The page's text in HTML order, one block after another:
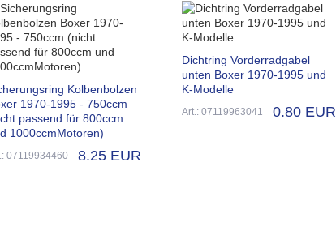
Kolbenbolzen
1970-1995 - 750ccm
passend für 800ccm
1000ccmMotoren)
07119934460 8.25 EUR
Dichtring Vorderradgabel
unten Boxer 1970-1995 und
K-Modelle
Art.: 07119963041 0.80 EUR